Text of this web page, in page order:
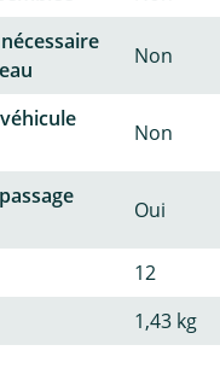
Non
Non
Oui
12
1,43 kg